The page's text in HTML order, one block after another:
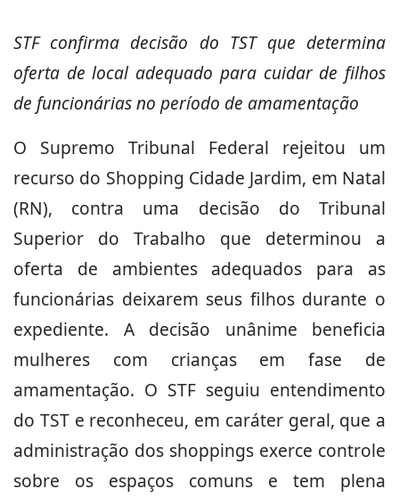
STF confirma decisão do TST que determina
oferta de local adequado para cuidar de filhos
de funcionárias no período de amamentação
O Supremo Tribunal Federal rejeitou um
recurso do Shopping Cidade Jardim, em Natal
(RN), contra uma decisão do Tribunal
Superior do Trabalho que determinou a
oferta de ambientes adequados para as
funcionárias deixarem seus filhos durante o
expediente. A decisão unânime beneficia
mulheres com crianças em fase de
amamentação. O STF seguiu entendimento
do TST e reconheceu, em caráter geral, que a
administração dos shoppings exerce controle
sobre os espaços comuns e tem plena